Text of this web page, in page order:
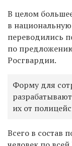
В целом
в
переводились
по
Росгвардии.
Форму для
их от
Всего в состав